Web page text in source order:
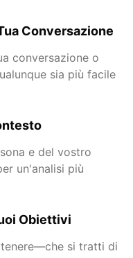
Conversazione
conversazione o
sia più facile
e del vostro
un'analisi più
Obiettivi
si tratti di